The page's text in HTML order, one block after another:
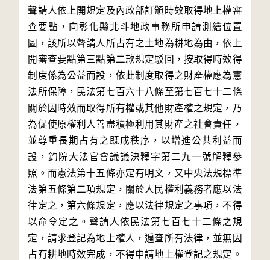
聲請人依上開規定及內政部訂頒時效取得地上權審
查要點，向彰化縣北斗地政事務所申請測繪位置
圖，該所以聲請人所占有之土地為耕地為由，依上
開審查要點第三點第二款規定駁回，按取得時效得
制度係為公益而設，依此制度取得之財產權應為憲
法所保障，民法第七百六十八條至第七百七十二條
關於因時效而取得所有權或其他財產權之規定，乃
為促使原權利人善盡積極利用其財產之社會責任，
並尊重長期占有之既成秩序，以增進公共利益而
設，鈞院大法官會議議決釋字第二九一號解釋參
照。而憲法第十五條亦定有明文，又中央法規標準
法第五條第二項規定，關於人民權利義務者應以法
律定之，第六條規定，應以法律規定之事項，不得
以命令定之。聲請人依民法第七百七十二條之規
定，請求登記為地上權人，遍查所有法律，並無因
占有耕地時效完成，不得申請地上權登記之規定。